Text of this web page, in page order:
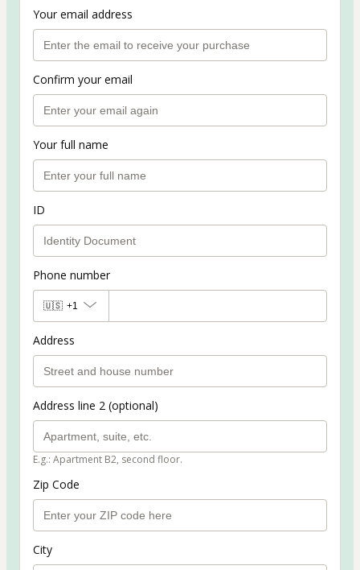
Your email address
Confirm your email
Your full name
ID
Phone number
🇺🇸 +1
Address
Address line 2 (optional)
E.g.: Apartment B2, second floor.
Zip Code
City